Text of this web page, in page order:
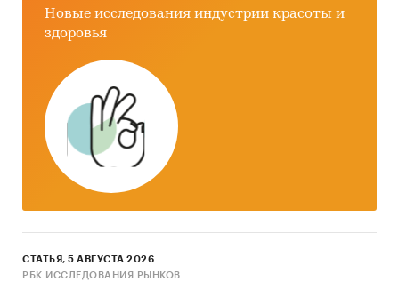
предприятия пищевой промышленности;
спиртзаводы;
инвесторы.
Категории: Сельское хозяйство
Зерновые
/
Пшеница
Россия
Новые исследования индустрии красоты и
здоровья
СТАТЬЯ, 5 АВГУСТА 2026
РБК ИССЛЕДОВАНИЯ РЫНКОВ